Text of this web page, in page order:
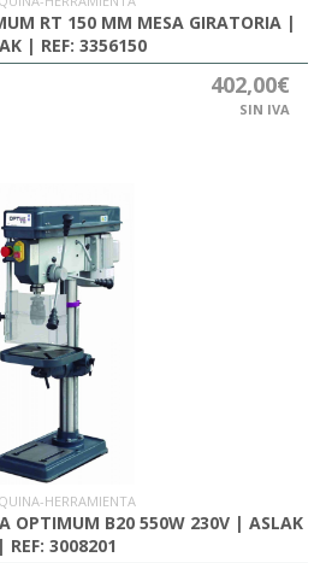
RT 150 MM MESA GIRATORIA |
| REF: 3356150
402,00€
SIN IVA
HERRAMIENTA
OPTIMUM B20 550W 230V | ASLAK
| REF: 3008201